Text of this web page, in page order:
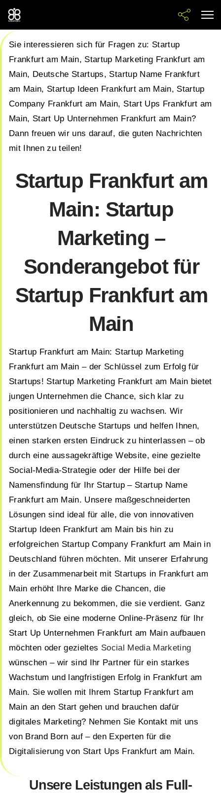
Sie interessieren sich für Fragen zu: Startup
Frankfurt am Main, Startup Marketing Frankfurt am
Main, Deutsche Startups, Startup Name Frankfurt
am Main, Startup Ideen Frankfurt am Main, Startup
Company Frankfurt am Main, Start Ups Frankfurt am
Main, Start Up Unternehmen Frankfurt am Main?
Dann freuen wir uns darauf, die guten Nachrichten
mit Ihnen zu teilen!
Startup Frankfurt am
Main: Startup
Marketing –
Sonderangebot für
Startup Frankfurt am
Main
Startup Frankfurt am Main: Startup Marketing
Frankfurt am Main – der Schlüssel zum Erfolg für
Startups! Startup Marketing Frankfurt am Main bietet
jungen Unternehmen die Chance, sich klar zu
positionieren und nachhaltig zu wachsen. Wir
unterstützen Deutsche Startups und helfen Ihnen,
einen starken ersten Eindruck zu hinterlassen – ob
durch eine aussagekräftige Website, eine gezielte
Social-Media-Strategie oder der Hilfe bei der
Namensfindung für Ihr Startup – Startup Name
Frankfurt am Main. Unsere maßgeschneiderten
Lösungen sind ideal für alle, die von innovativen
Startup Ideen Frankfurt am Main bis hin zu
erfolgreichen Startup Company Frankfurt am Main in
Deutschland führen möchten. Mit unserer Erfahrung
in der Zusammenarbeit mit Startups in Frankfurt am
Main erhöht Ihre Marke die Chancen, die
Anerkennung zu bekommen, die sie verdient. Ganz
gleich, ob Sie eine moderne Online-Präsenz für Ihr
Start Up Unternehmen Frankfurt am Main aufbauen
möchten oder gezieltes Social Media Marketing
wünschen – wir sind Ihr Partner für ein starkes
Wachstum und langfristigen Erfolg in Frankfurt am
Main. Sie wollen mit Ihrem Startup Frankfurt am
Main an den Start gehen und brauchen dafür
digitales Marketing? Nehmen Sie Kontakt mit uns
von Brand Born auf – den Experten für die
Digitalisierung von Start Ups Frankfurt am Main.
Unsere Leistungen als Full-